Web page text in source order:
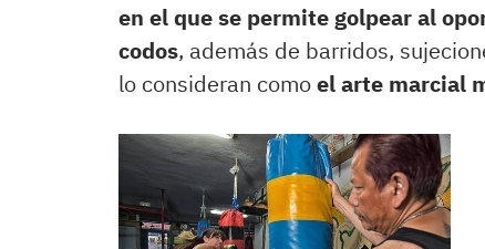
en el que se permite golpear al
codos, además de barridos,
lo consideran comoel arte marcial